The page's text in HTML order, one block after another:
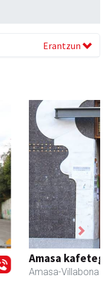
Erantzun
Next